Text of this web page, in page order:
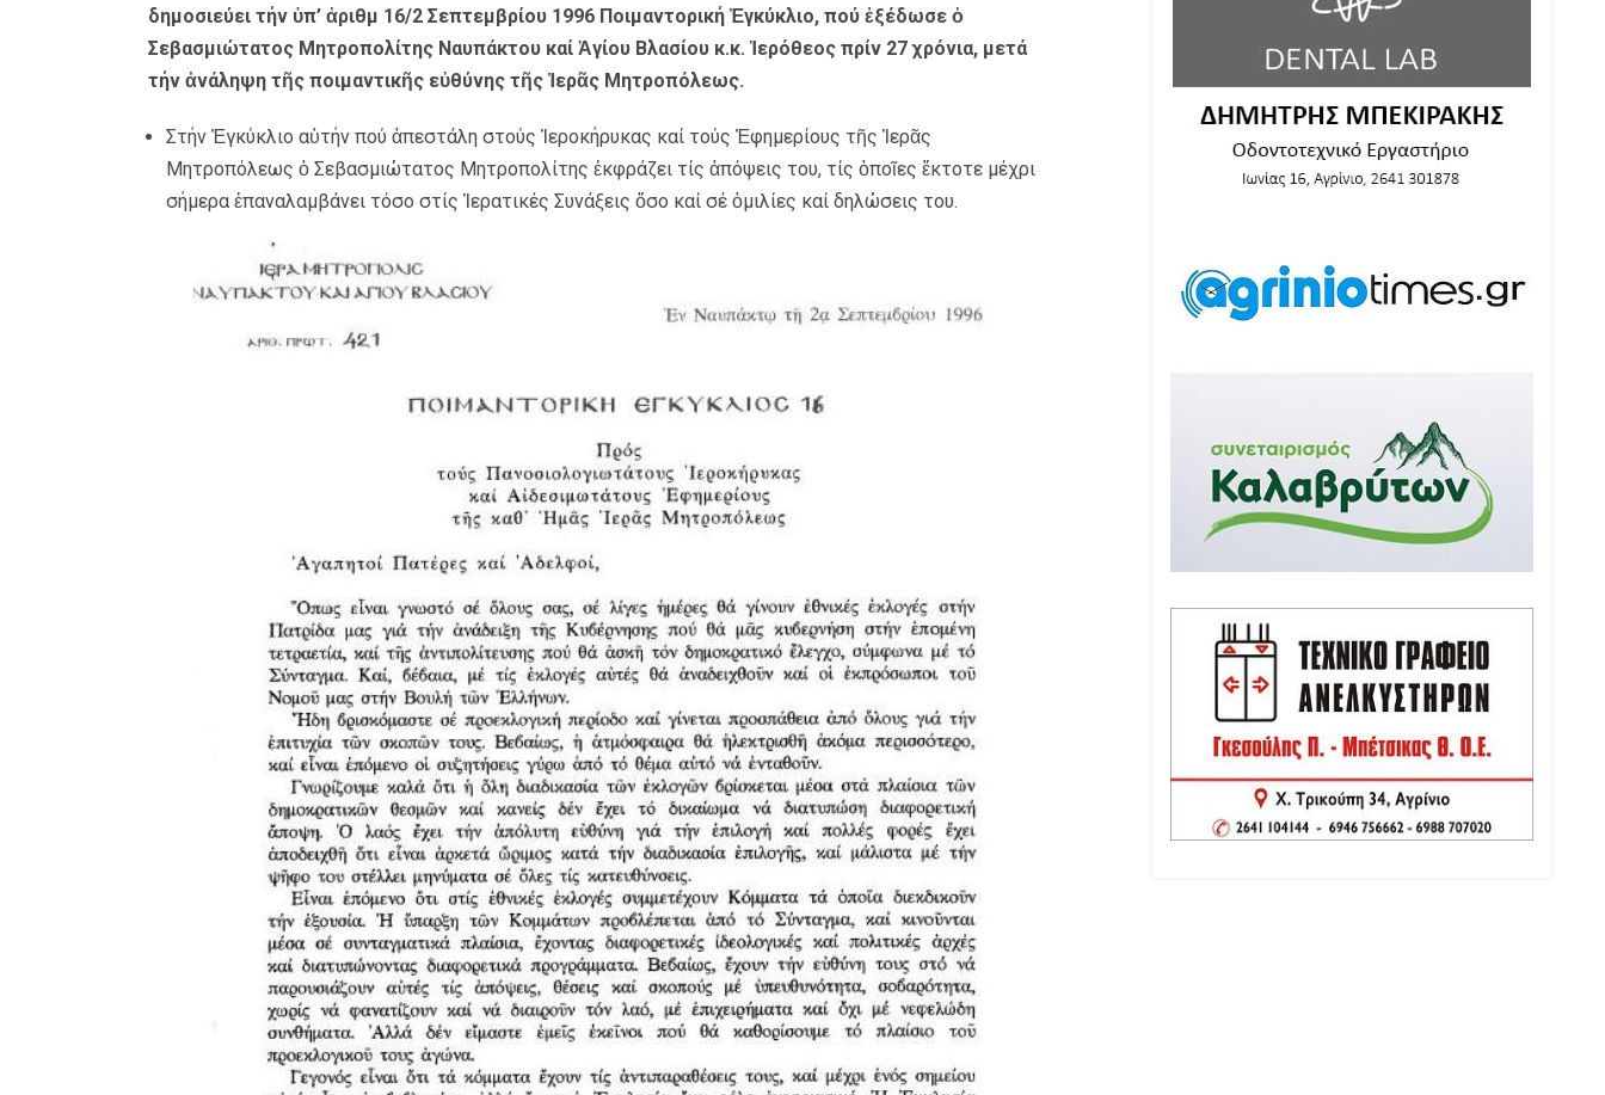
δημοσιεύει τήν ὑπ’ ἀριθμ 16/2 Σεπτεμβρίου 1996 Ποιμαντορική Ἐγκύκλιο, πού ἐξέδωσε ὁ
Σεβασμιώτατος Μητροπολίτης Ναυπάκτου καί Ἁγίου Βλασίου κ.κ. Ἱερόθεος πρίν 27 χρόνια, μετά
τήν ἀνάληψη τῆς ποιμαντικῆς εὐθύνης τῆς Ἱερᾶς Μητροπόλεως.
Στήν Ἐγκύκλιο αὐτήν πού ἀπεστάλη στούς Ἱεροκήρυκας καί τούς Ἐφημερίους τῆς Ἱερᾶς
Μητροπόλεως ὁ Σεβασμιώτατος Μητροπολίτης ἐκφράζει τίς ἀπόψεις του, τίς ὁποῖες ἔκτοτε μέχρι
σήμερα ἐπαναλαμβάνει τόσο στίς Ἱερατικές Συνάξεις ὅσο καί σέ ὁμιλίες καί δηλώσεις του.